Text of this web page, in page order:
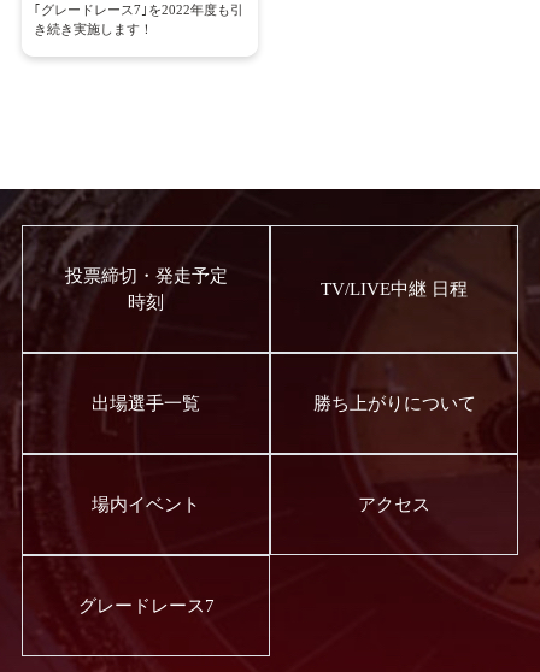
｢グレードレース7｣を2022年度も引
き続き実施します！
投票締切・発走予定
時刻
TV/LIVE中継 日程
出場選手一覧 勝ち上がりについて
場内イベント アクセス
グレードレース7